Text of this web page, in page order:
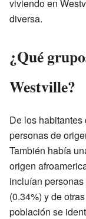
viviendo en
diversa.
¿Qué
Westville?
De los
personas de
También había
origen
incluían
(0.34%) y de
población se